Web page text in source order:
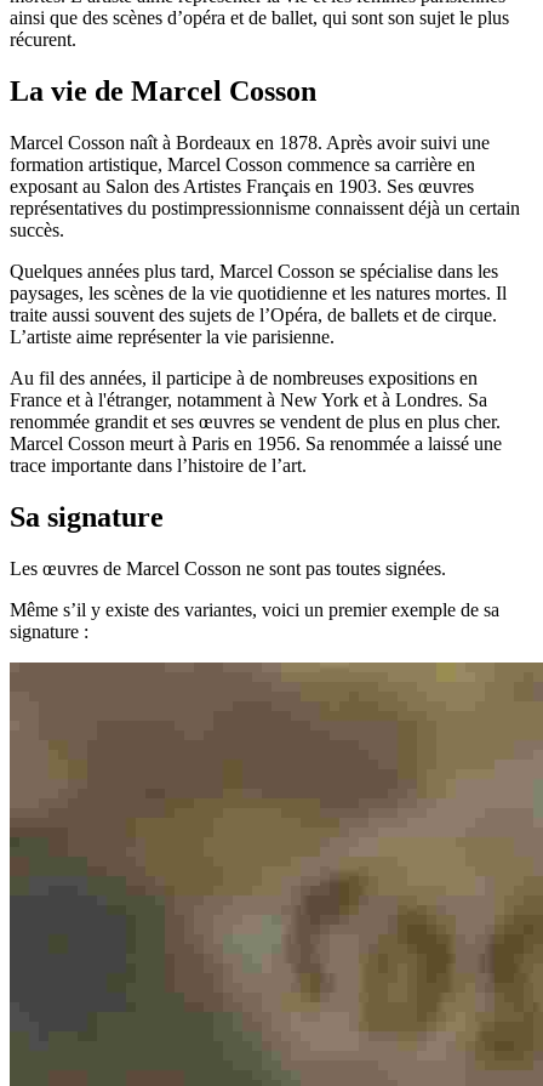
ainsi que des scènes d’opéra et de ballet, qui sont son sujet le plus
récurent.
La vie de Marcel Cosson
Marcel Cosson naît à Bordeaux en 1878. Après avoir suivi une
formation artistique, Marcel Cosson commence sa carrière en
exposant au Salon des Artistes Français en 1903. Ses œuvres
représentatives du postimpressionnisme connaissent déjà un certain
succès.
Quelques années plus tard, Marcel Cosson se spécialise dans les
paysages, les scènes de la vie quotidienne et les natures mortes. Il
traite aussi souvent des sujets de l’Opéra, de ballets et de cirque.
L’artiste aime représenter la vie parisienne.
Au fil des années, il participe à de nombreuses expositions en
France et à l'étranger, notamment à New York et à Londres. Sa
renommée grandit et ses œuvres se vendent de plus en plus cher.
Marcel Cosson meurt à Paris en 1956. Sa renommée a laissé une
trace importante dans l’histoire de l’art.
Sa signature
Les œuvres de Marcel Cosson ne sont pas toutes signées.
Même s’il y existe des variantes, voici un premier exemple de sa
signature :